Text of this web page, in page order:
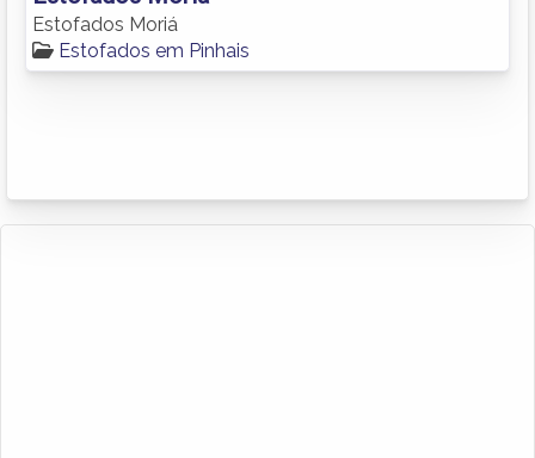
Estofados Moriá
Estofados em Pinhais